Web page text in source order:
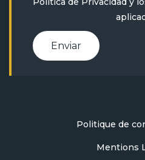
Enviar
Politique de
Mentions